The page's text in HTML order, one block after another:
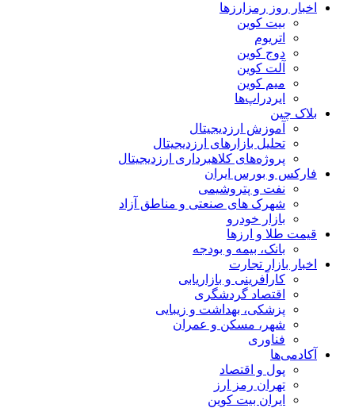
اخبار روز رمزارزها
بیت کوین
اتریوم
دوج کوین
آلت کوین
میم کوین‌
ایردراپ‌ها
بلاک چین
آموزش ارزدیجیتال
تحلیل بازارهای ارزدیجیتال
پروژه‌های کلاهبرداری ارزدیجیتال
فارکس و بورس ایران
نفت و پتروشیمی
شهرک های صنعتی و مناطق آزاد
بازار خودرو
قیمت طلا و ارزها
بانک، بیمه و بودجه
اخبار بازار تجارت
کارآفرینی و بازاریابی
اقتصاد گردشگری
پزشکی، بهداشت و زیبایی
شهر، مسکن و عمران
فناوری
آکادمی‌ها
پول و اقتصاد
تهران رمز ارز
ایران بیت کوین